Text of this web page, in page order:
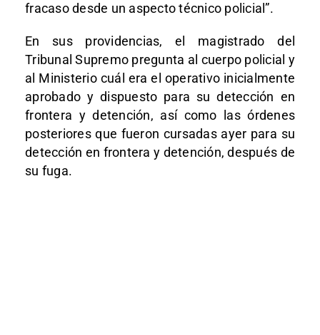
fracaso desde un aspecto técnico policial”.
En sus providencias, el magistrado del
Tribunal Supremo pregunta al cuerpo policial y
al Ministerio cuál era el operativo inicialmente
aprobado y dispuesto para su detección en
frontera y detención, así como las órdenes
posteriores que fueron cursadas ayer para su
detección en frontera y detención, después de
su fuga.